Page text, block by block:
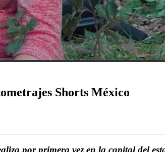
Shorts México
por primera vez en la capital del